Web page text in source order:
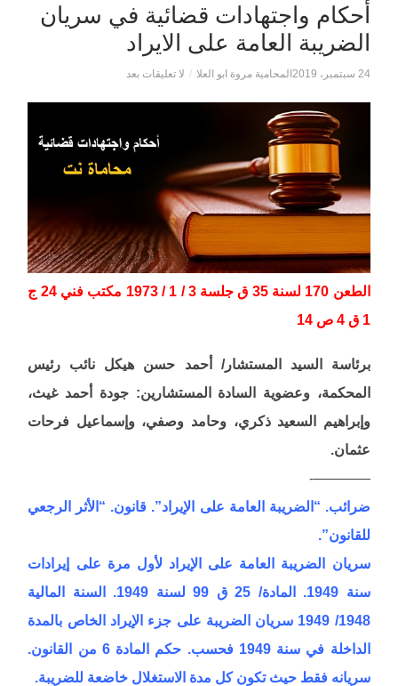
أحكام واجتهادات قضائية في سريان
الضريبة العامة على الايراد
24 سبتمبر، 2019 المحامية مروة ابو العلا / لا تعليقات بعد
الطعن 170 لسنة 35 ق جلسة 3 / 1 / 1973 مكتب فني 24 ج
1 ق 4 ص 14
برئاسة السيد المستشار/ أحمد حسن هيكل نائب رئيس
المحكمة، وعضوية السادة المستشارين: جودة أحمد غيث،
وإبراهيم السعيد ذكري، وحامد وصفي، وإسماعيل فرحات
عثمان.
————-
ضرائب. “الضريبة العامة على الإيراد”. قانون. “الأثر الرجعي
للقانون”.
سريان الضريبة العامة على الإيراد لأول مرة على إيرادات
سنة 1949. المادة/ 25 ق 99 لسنة 1949. السنة المالية
1948/ 1949 سريان الضريبة على جزء الإيراد الخاص بالمدة
الداخلة في سنة 1949 فحسب. حكم المادة 6 من القانون.
سريانه فقط حيث تكون كل مدة الاستغلال خاضعة للضريبة.